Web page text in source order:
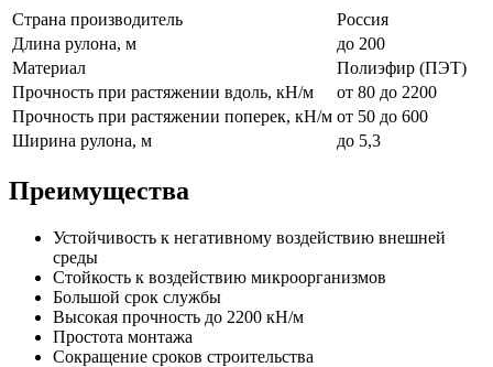
Страна производитель
Россия
Длина рулона, м
до 200
Материал
Полиэфир (ПЭТ)
Прочность при растяжении вдоль, кН/м
от 80 до 2200
Прочность при растяжении поперек, кН/м от 50 до 600
Ширина рулона, м
до 5,3
Преимущества
Устойчивость к негативному воздействию внешней
среды
Стойкость к воздействию микроорганизмов
Большой срок службы
Высокая прочность до 2200 кН/м
Простота монтажа
Сокращение сроков строительства